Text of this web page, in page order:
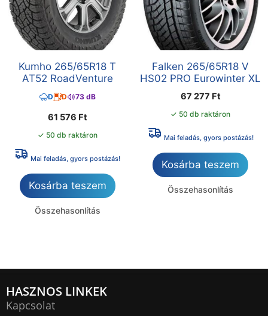
Kumho 265/65R18 T
AT52 RoadVenture
D D 73 dB
61 576 Ft
✓ 50 db raktáron
Mai feladás, gyors postázás!
Kosárba teszem
Összehasonlítás
Falken 265/65R18 V
HS02 PRO Eurowinter XL
67 277 Ft
✓ 50 db raktáron
Mai feladás, gyors postázás!
Kosárba teszem
Összehasonlítás
HASZNOS LINKEK
Kapcsolat